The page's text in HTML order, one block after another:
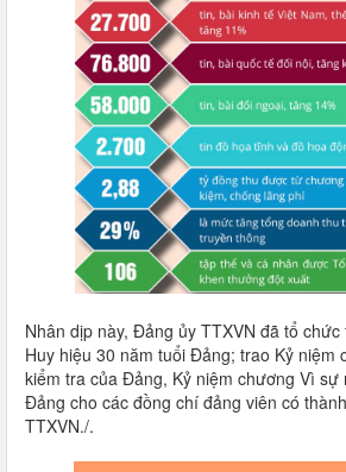
Nhân dịp này, Đảng ủy TTXVN đã tổ
Huy hiệu 30 năm tuổi Đảng; trao Kỷ niệm
kiểm tra của Đảng, Kỷ niệm chương Vì sự
Đảng cho các đồng chí đảng viên có
TTXVN./.